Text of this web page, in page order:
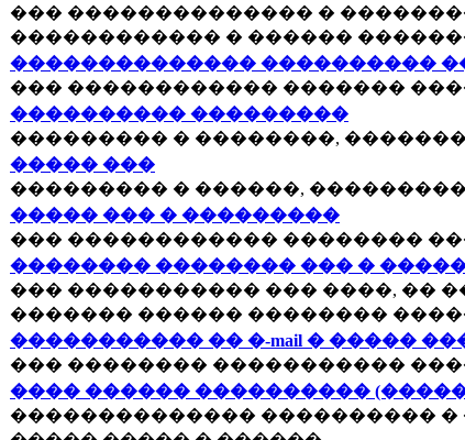
��� �������������� �
������������ � ������
�������������� ����������
��� ������������ �������
���������� ���������
��������� � ��������,
����� ���
��������� � ������,
����� ��� � ���������
��� ������������ ��������
�������� �������� ��� �
��� ����������� ��� ����, ��
������� ������ ��������
����������� �� �-mail � �����
��� �������� �����������
���� ������ ����������
�������������� ���������� �